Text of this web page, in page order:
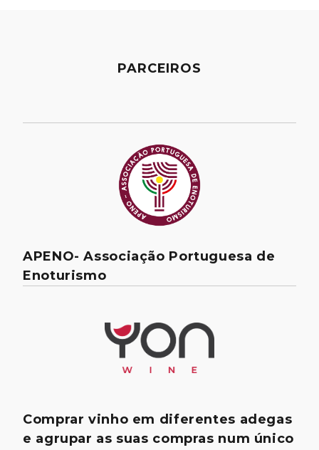
PARCEIROS
APENO- Associação Portuguesa de
Enoturismo
Comprar vinho em diferentes adegas
e agrupar as suas compras num único